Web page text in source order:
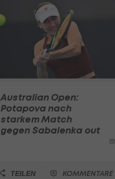
Australian Open:
Potapova nach
starkem Match
gegen Sabalenka out
TEILEN KOMMENTARE